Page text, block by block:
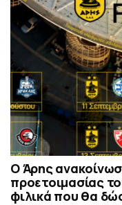
Ο Άρης
προετοιμασίας
φιλικά που θα